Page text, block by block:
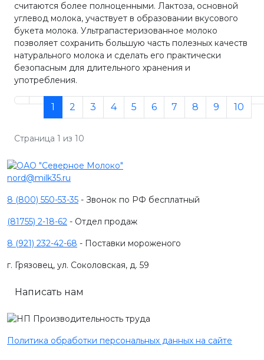
считаются более полноценными. Лактоза, основной
углевод молока, участвует в образовании вкусового
букета молока. Ультрапастеризованное молоко
позволяет сохранить большую часть полезных качеств
натурального молока и сделать его практически
безопасным для длительного хранения и
употребления.
1 2 3 4 5 6 7 8 9 10
Страница 1 из 10
nord@milk35.ru
8 (800) 550-53-35 - Звонок по РФ бесплатный
(81755) 2-18-62 - Отдел продаж
8 (921) 232-42-68 - Поставки мороженого
г. Грязовец, ул. Соколовская, д. 59
Написать нам
Политика обработки персональных данных на сайте